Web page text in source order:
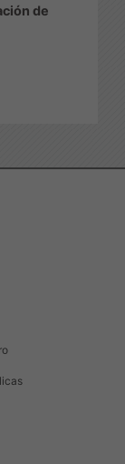
de